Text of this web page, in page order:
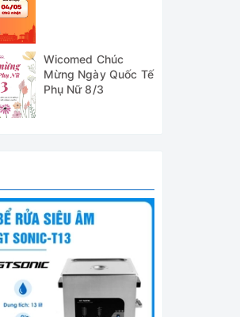
Wicomed Chúc
Mừng Ngày Quốc Tế
Phụ Nữ 8/3